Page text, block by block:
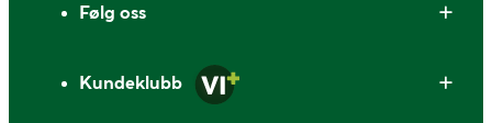
Følg oss
Kundeklubb